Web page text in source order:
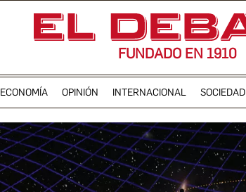
FUNDADO EN 1910
ECONOMÍA OPINIÓN INTERNACIONAL SOCIEDAD